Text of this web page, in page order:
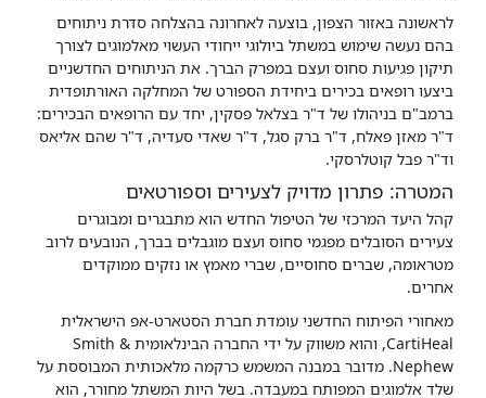
לראשונה באזור הצפון, בוצעה לאחרונה בהצלחה סדרת ניתוחים
בהם נעשה שימוש במשתל ביולוגי ייחודי העשוי מאלמוגים לצורך
תיקון פגיעות סחוס ועצם במפרק הברך. את הניתוחים החדשניים
ביצעו רופאים בכירים ביחידת הספורט של המחלקה האורתופדית
ברמב"ם בניהולו של ד"ר בצלאל פסקין, יחד עם הרופאים הבכירים:
ד"ר מאזן פאלח, ד"ר ברק סגל, ד"ר שאדי סעדיה, ד"ר שהם אליאס
וד"ר פבל קוטלרסקי.
המטרה: פתרון מדויק לצעירים וספורטאים
קהל היעד המרכזי של הטיפול החדש הוא מתבגרים ומבוגרים
צעירים הסובלים מפגמי סחוס ועצם מוגבלים בברך, הנובעים לרוב
מטראומה, שברים סחוסיים, שברי מאמץ או נזקים ממוקדים
אחרים.
מאחורי הפיתוח החדשני עומדת חברת הסטארט-אפ הישראלית
CartiHeal, והוא משווק על ידי החברה הבינלאומית Smith &
Nephew. מדובר במבנה המשמש כרקמה מלאכותית המבוססת על
שלד אלמוגים המפותח במעבדה. בשל היות המשתל מחורר, הוא